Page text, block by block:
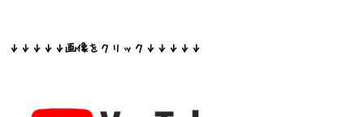
↓↓↓↓↓画像をクリック↓↓↓↓↓